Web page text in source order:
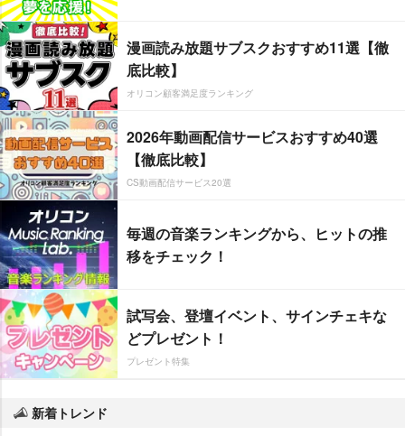
漫画読み放題サブスクおすすめ11選【徹
底比較】
オリコン顧客満足度ランキング
2026年動画配信サービスおすすめ40選
【徹底比較】
CS動画配信サービス20選
毎週の音楽ランキングから、ヒットの推
移をチェック！
試写会、登壇イベント、サインチェキな
どプレゼント！
プレゼント特集
新着トレンド